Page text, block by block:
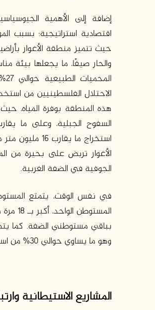
إضافة إلى الأهمية
اقتصادية استراتيجية؛ بسبب
حيث تتميز منطقة الأغوار
والحار صيفًا، ما يجعلها بيئة
هذه المنطقة بوفرة المياه،
الأغوار تربض على بحيرة من
الجوفية في الضفة الغربية.
في نفس الوقت، يتمتع
وهو ما يساوي حوالي 30% من استخدام جميع سكان الضفة الغربية (Peace Now, 2017).
المشاريعالاستيطانية